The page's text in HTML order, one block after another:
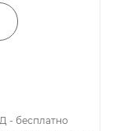
- бесплатно